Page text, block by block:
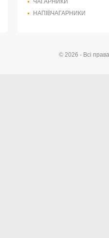
ЧАГАРНИКИ
НАПІВЧАГАРНИКИ
© 2026 - Всі